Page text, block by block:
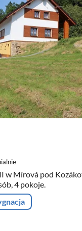
w Mírová pod
4 pokoje.